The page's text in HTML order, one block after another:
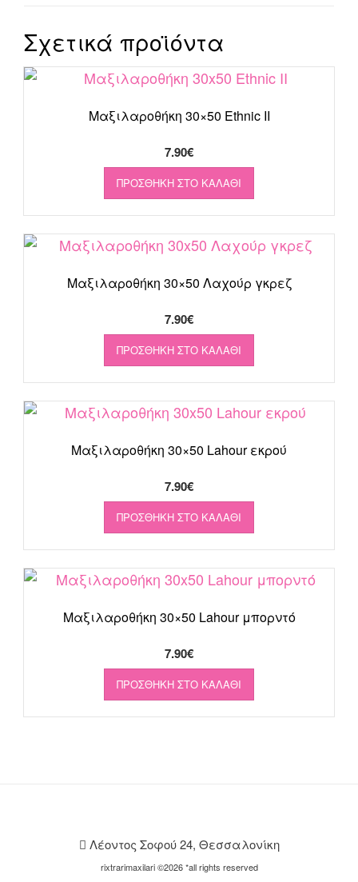
Σχετικά προϊόντα
Mαξιλαροθήκη 30×50 Ethnic II
7.90€
ΠΡΟΣΘΉΚΗ ΣΤΟ ΚΑΛΆΘΙ
Μαξιλαροθήκη 30×50 Λαχούρ γκρεζ
7.90€
ΠΡΟΣΘΉΚΗ ΣΤΟ ΚΑΛΆΘΙ
Μαξιλαροθήκη 30×50 Lahour εκρού
7.90€
ΠΡΟΣΘΉΚΗ ΣΤΟ ΚΑΛΆΘΙ
Μαξιλαροθήκη 30×50 Lahour μπορντό
7.90€
ΠΡΟΣΘΉΚΗ ΣΤΟ ΚΑΛΆΘΙ
Λέοντος Σοφού 24, Θεσσαλονίκη
rixtrarimaxilari ©2026 *all rights reserved